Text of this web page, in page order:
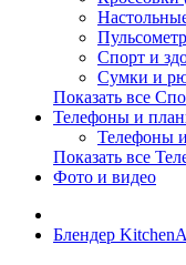
Спорт и
Сумки и
Показать все
Телефоны и
Телефоны
Показать все
Фото и видео
Блендер